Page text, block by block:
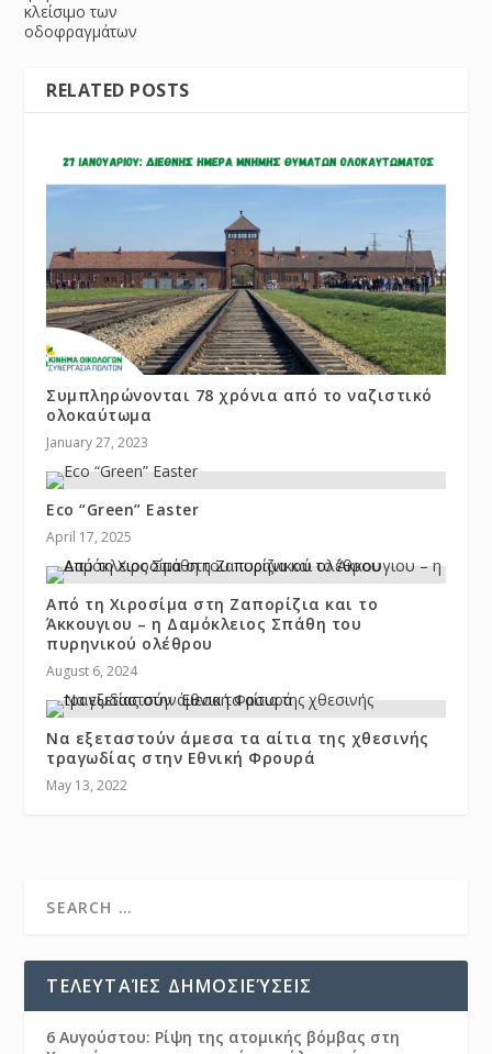
κλείσιμο των
οδοφραγμάτων
RELATED POSTS
Συμπληρώνονται 78 χρόνια από το ναζιστικό
ολοκαύτωμα
January 27, 2023
Eco “Green” Easter
April 17, 2025
Από τη Χιροσίμα στη Ζαπορίζια και το
Άκκουγιου – η Δαμόκλειος Σπάθη του
πυρηνικού ολέθρου
August 6, 2024
Να εξεταστούν άμεσα τα αίτια της χθεσινής
τραγωδίας στην Εθνική Φρουρά
May 13, 2022
ΤΕΛΕΥΤΑΊΕΣ ΔΗΜΟΣΙΕΎΣΕΙΣ
6 Αυγούστου: Ρίψη της ατομικής βόμβας στη